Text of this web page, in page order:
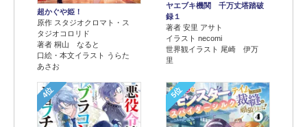
超かぐや姫！
原作 スタジオクロマト・ス
タジオコロリド
著者 桐山 なると
口絵・本文イラスト うらた
あさお
ヤエブキ機関 千万丈塔踏破
録１
著者 安里 アサト
イラスト necomi
世界観イラスト 尾崎 伊万
里
4位 5位